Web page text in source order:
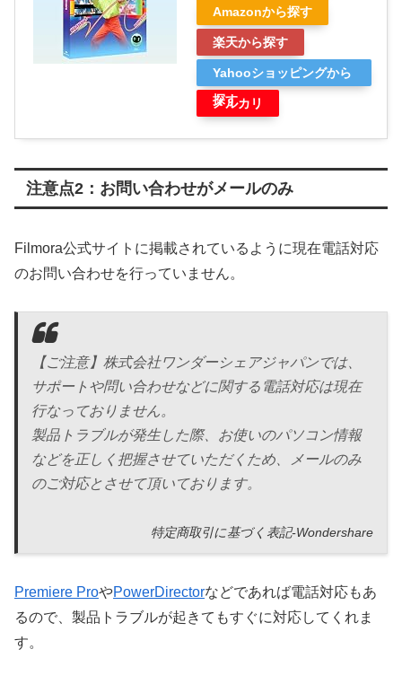
Amazonから探す
楽天から探す
Yahooショッピングから
探す
メルカリ
注意点2：お問い合わせがメールのみ
Filmora公式サイトに掲載されているように現在電話対応
のお問い合わせを行っていません。
【ご注意】株式会社ワンダーシェアジャパンでは、
サポートや問い合わせなどに関する電話対応は現在
行なっておりません。
製品トラブルが発生した際、お使いのパソコン情報
などを正しく把握させていただくため、メールのみ
のご対応とさせて頂いております。
特定商取引に基づく表記-Wondershare
Premiere ProやPowerDirectorなどであれば電話対応もあ
るので、製品トラブルが起きてもすぐに対応してくれま
す。